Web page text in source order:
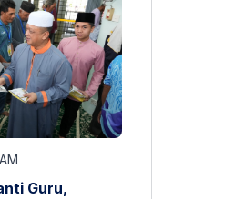
Guru,